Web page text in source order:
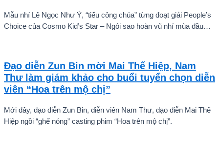
Mẫu nhí Lê Ngọc Như Ý, “tiểu công chúa” từng đoạt giải People’s
Choice của Cosmo Kid’s Star – Ngôi sao hoàn vũ nhí mùa đầu
Đạo diễn Zun Bin mời Mai Thế Hiệp, Nam
Thư làm giám khảo cho buổi tuyển chọn diễn
viên “Hoa trên mộ chị”
Mới đây, đạo diễn Zun Bin, diễn viên Nam Thư, đạo diễn Mai Thế
Hiệp ngồi “ghế nóng” casting phim “Hoa trên mộ chị”.